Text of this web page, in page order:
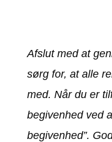
Afslut med at
sørg for, at alle
med. Når du er
begivenhed ved
begivenhed”.